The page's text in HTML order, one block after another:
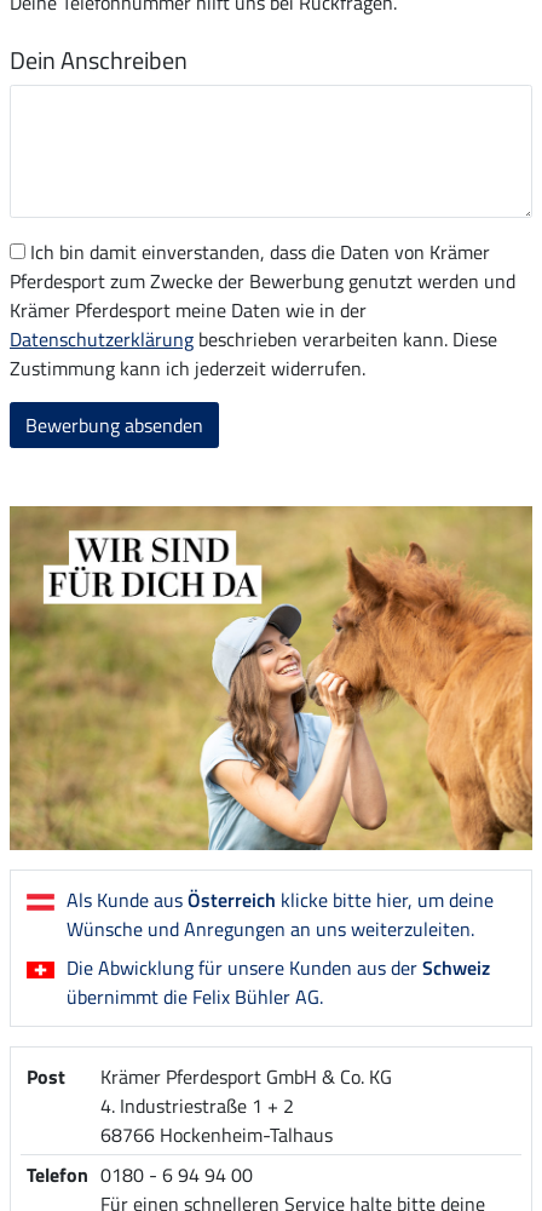
Dein Anschreiben
Ich bin damit einverstanden, dass die Daten von Krämer
Pferdesport zum Zwecke der Bewerbung genutzt werden und
Krämer Pferdesport meine Daten wie in der
Datenschutzerklärung beschrieben verarbeiten kann. Diese
Zustimmung kann ich jederzeit widerrufen.
Bewerbung absenden
Als Kunde ausÖsterreich klicke bitte hier, um deine
Wünsche und Anregungen an uns weiterzuleiten.
Die Abwicklung für unsere Kunden aus derSchweiz
übernimmt die Felix Bühler AG.
Post
Krämer Pferdesport GmbH & Co. KG
4. Industriestraße 1 + 2
68766 Hockenheim-Talhaus
Telefon 0180 - 6 94 94 00
Für einen schnelleren Service halte bitte deine